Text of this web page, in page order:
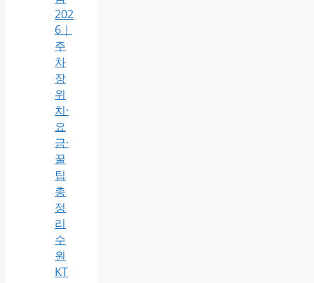
202
6｜
주
차
장
위
치·
요
금·
꿀
팁
총
정
리
수
원
KT